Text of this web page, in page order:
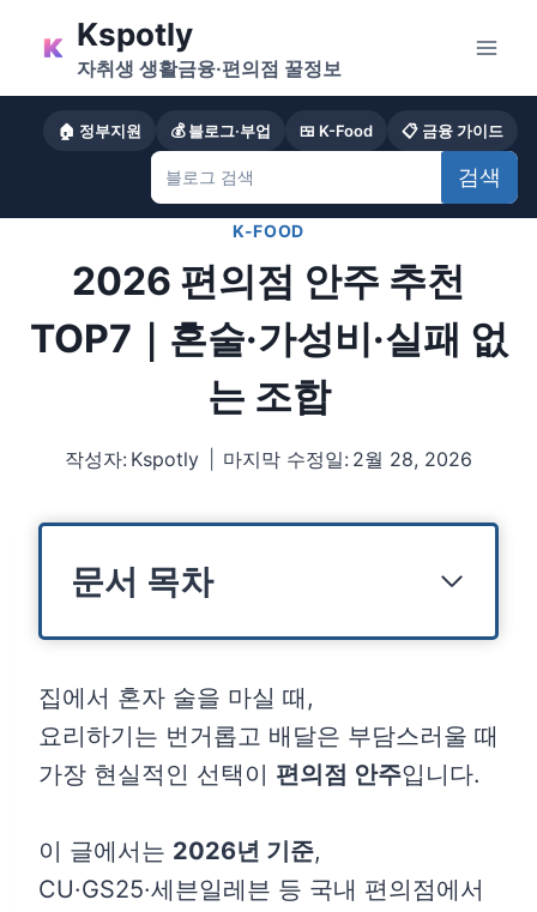
content
Kspotly
자취생 생활금융·편의점 꿀정보
🏠 정부지원 💰 블로그·부업 🍱 K-Food 📋 금융 가이드
검색
K-FOOD
2026 편의점 안주 추천
TOP7｜혼술·가성비·실패 없
는 조합
작성자: Kspotly 마지막 수정일: 2월 28, 2026
문서 목차
집에서 혼자 술을 마실 때,
요리하기는 번거롭고 배달은 부담스러울 때
가장 현실적인 선택이 편의점 안주입니다.
이 글에서는 2026년 기준,
CU·GS25·세븐일레븐 등 국내 편의점에서